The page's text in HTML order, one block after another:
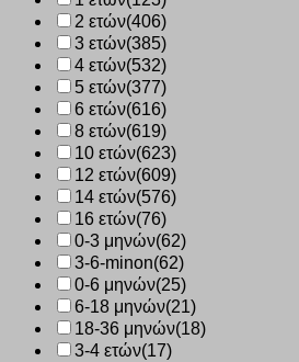
2 ετών(406)
3 ετών(385)
4 ετών(532)
5 ετών(377)
6 ετών(616)
8 ετών(619)
10 ετών(623)
12 ετών(609)
14 ετών(576)
16 ετών(76)
0-3 μηνών(62)
3-6-minon(62)
0-6 μηνών(25)
6-18 μηνών(21)
18-36 μηνών(18)
3-4 ετών(17)